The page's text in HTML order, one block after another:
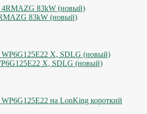
83kW (новый)
X, SDLG (новый)